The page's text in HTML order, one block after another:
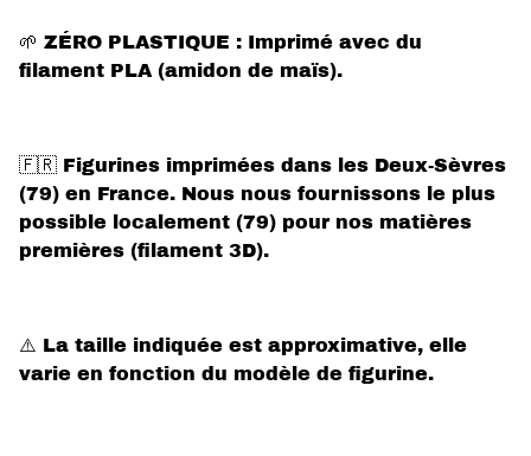
🌱 ZÉRO PLASTIQUE : Imprimé avec du
filament PLA (amidon de maïs).
🇫🇷 Figurines imprimées dans les Deux-Sèvres
(79) en France. Nous nous fournissons le plus
possible localement (79) pour nos matières
premières (filament 3D).
⚠️ La taille indiquée est approximative, elle
varie en fonction du modèle de figurine.